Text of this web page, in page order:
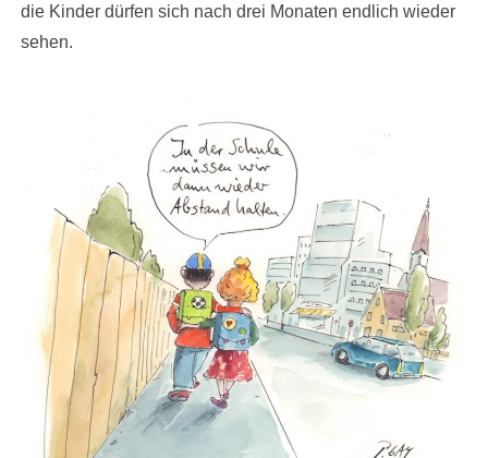
die Kinder dürfen sich nach drei Monaten endlich wieder
sehen.